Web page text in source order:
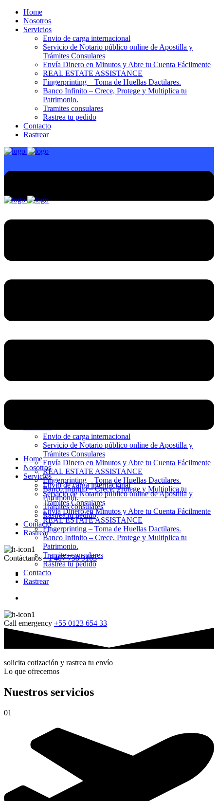
Home
Nosotros
Servicios
Envio de carga internacional
Servicio de Notario público online de Apostilla y
Trámites Consulares
Envía Dinero en Minutos y Abre tu Cuenta Fácilmente
REAL ESTATE ASSISTANCE
Fingerprinting – Toma de Huellas Dactilares.
Banco Infinito – Crece, Protege y Multiplica tu
Patrimonio.
Tramites consulares
Rastrea tu pedido
Contacto
Rastrear
Envio de carga internacional
Servicio de Notario público online de Apostilla y
Trámites Consulares
Envía Dinero en Minutos y Abre tu Cuenta Fácilmente
REAL ESTATE ASSISTANCE
Fingerprinting – Toma de Huellas Dactilares.
Banco Infinito – Crece, Protege y Multiplica tu
Patrimonio.
Tramites consulares
Rastrea tu pedido
Contacto
Rastrear
Contáctanos +1 407 738 9163
Home
Nosotros
Servicios
Envio de carga internacional
Servicio de Notario público online de Apostilla y
Trámites Consulares
Envía Dinero en Minutos y Abre tu Cuenta Fácilmente
REAL ESTATE ASSISTANCE
Fingerprinting – Toma de Huellas Dactilares.
Banco Infinito – Crece, Protege y Multiplica tu
Patrimonio.
Tramites consulares
Rastrea tu pedido
Contacto
Rastrear
Call emergency +55 0123 654 33
solicita cotización y rastrea tu envío
Lo que ofrecemos
Nuestros servicios
01